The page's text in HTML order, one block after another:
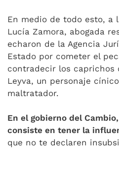
En medio de todo esto, a
Lucía Zamora, abogada
echaron de la Agencia
Estado por cometer el
contradecir los caprichos
Leyva, un personaje
maltratador.
En el gobierno del
consiste en tener la
que no te declaren